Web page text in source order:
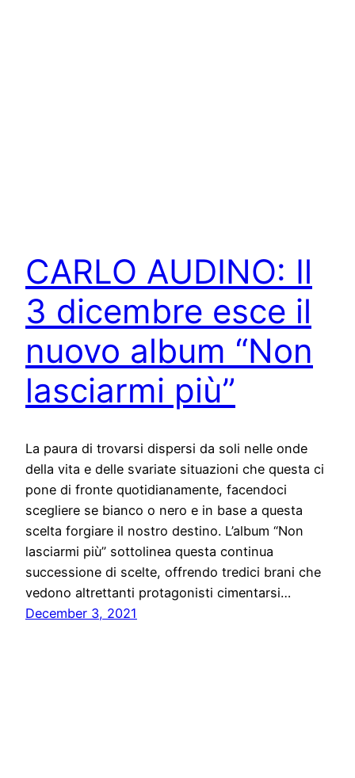
CARLO AUDINO: Il
3 dicembre esce il
nuovo album “Non
lasciarmi più”
La paura di trovarsi dispersi da soli nelle onde
della vita e delle svariate situazioni che questa ci
pone di fronte quotidianamente, facendoci
scegliere se bianco o nero e in base a questa
scelta forgiare il nostro destino. L’album “Non
lasciarmi più” sottolinea questa continua
successione di scelte, offrendo tredici brani che
vedono altrettanti protagonisti cimentarsi…
December 3, 2021